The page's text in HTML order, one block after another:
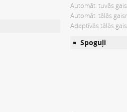
Automāt. tuvās
Automāt. tālās
Adaptīvās tālās
Spoguļi